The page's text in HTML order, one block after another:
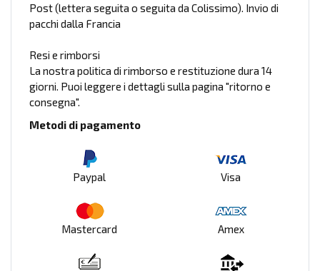
Post (lettera seguita o seguita da Colissimo). Invio di
pacchi dalla Francia
Resi e rimborsi
La nostra politica di rimborso e restituzione dura 14
giorni. Puoi leggere i dettagli sulla pagina "ritorno e
consegna".
Metodi di pagamento
Paypal Visa
Mastercard Amex